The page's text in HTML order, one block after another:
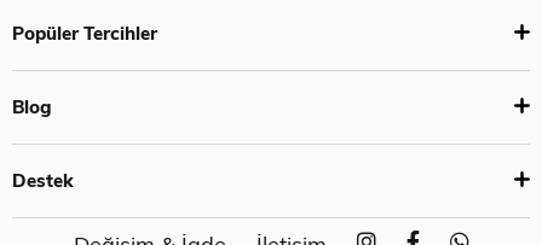
Popüler Tercihler
Blog
Destek